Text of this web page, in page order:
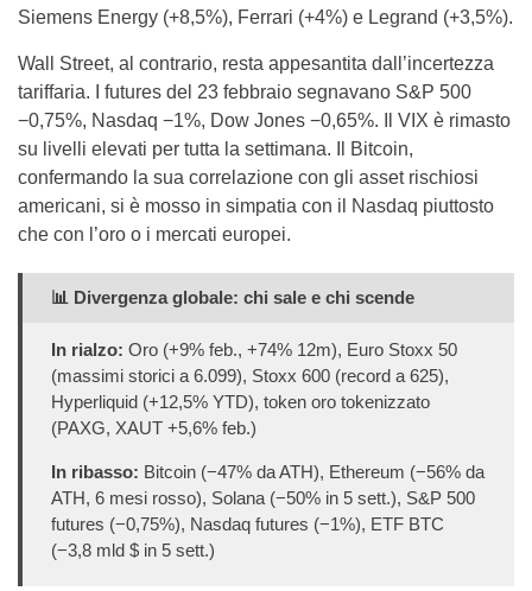
Siemens Energy (+8,5%), Ferrari (+4%) e Legrand (+3,5%).
Wall Street, al contrario, resta appesantita dall’incertezza
tariffaria. I futures del 23 febbraio segnavano S&P 500
−0,75%, Nasdaq −1%, Dow Jones −0,65%. Il VIX è rimasto
su livelli elevati per tutta la settimana. Il Bitcoin,
confermando la sua correlazione con gli asset rischiosi
americani, si è mosso in simpatia con il Nasdaq piuttosto
che con l’oro o i mercati europei.
📊 Divergenza globale: chi sale e chi scende
In rialzo: Oro (+9% feb., +74% 12m), Euro Stoxx 50
(massimi storici a 6.099), Stoxx 600 (record a 625),
Hyperliquid (+12,5% YTD), token oro tokenizzato
(PAXG, XAUT +5,6% feb.)
In ribasso: Bitcoin (−47% da ATH), Ethereum (−56% da
ATH, 6 mesi rosso), Solana (−50% in 5 sett.), S&P 500
futures (−0,75%), Nasdaq futures (−1%), ETF BTC
(−3,8 mld $ in 5 sett.)